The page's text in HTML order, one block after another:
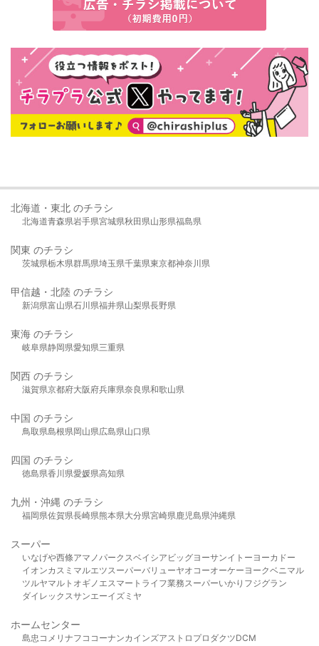
北海道・東北 のチラシ
北海道青森県岩手県宮城県秋田県山形県福島県
関東 のチラシ
茨城県栃木県群馬県埼玉県千葉県東京都神奈川県
甲信越・北陸 のチラシ
新潟県富山県石川県福井県山梨県長野県
東海 のチラシ
岐阜県静岡県愛知県三重県
関西 のチラシ
滋賀県京都府大阪府兵庫県奈良県和歌山県
中国 のチラシ
鳥取県島根県岡山県広島県山口県
四国 のチラシ
徳島県香川県愛媛県高知県
九州・沖縄 のチラシ
福岡県佐賀県長崎県熊本県大分県宮崎県鹿児島県沖縄県
スーパー
いなげや西條アマノパークスベイシア ビッグヨーサンイトーヨーカドー
イオンカスミ マルエツスーパーバリューヤオコーオーケー ヨークベニマル
ツルヤマルト オギノ エスマート ライフ業務スーパーいかり フジグラン
ダイレックスサンエーイズミヤ
ホームセンター
島忠 コメリ ナフコ コーナンカインズアストロプロダクツDCM